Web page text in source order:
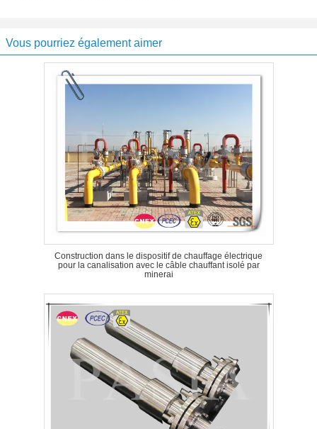
Vous pourriez également aimer
Construction dans le dispositif de chauffage électrique
pour la canalisation avec le câble chauffant isolé par
minerai